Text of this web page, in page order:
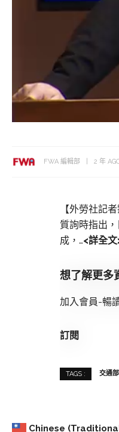
Chinese
FWA 編輯部 2 年
【外勞社記
質詢時指出
成，…<詳全文
想了解更多
加入會員-暢
訂閱
TAGS : 交通部